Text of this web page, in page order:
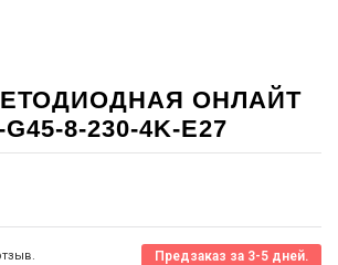
ОНЛАЙТ
8-230-4K-E27
Предзаказ за 3-5 дней.